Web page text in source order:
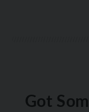
Got